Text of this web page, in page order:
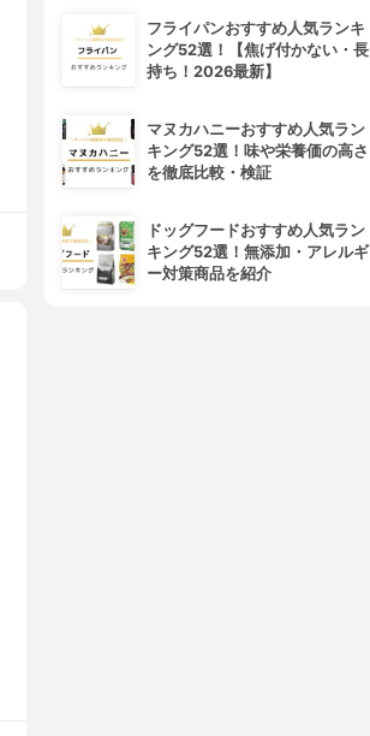
フライパンおすすめ人気ランキ
ング52選！【焦げ付かない・長
持ち！2026最新】
マヌカハニーおすすめ人気ラン
キング52選！味や栄養価の高さ
を徹底比較・検証
ドッグフードおすすめ人気ラン
キング52選！無添加・アレルギ
ー対策商品を紹介